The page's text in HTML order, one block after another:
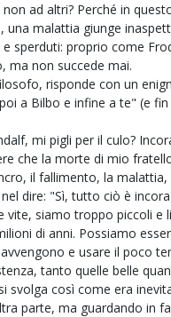
ad altri? Perché in
una malattia giunge
sperduti: proprio come
ma non succede mai.
risponde con un
a Bilbo e infine a te" (e
mi pigli per il culo?
che la morte di mio
il fallimento, la
dire: "Sì, tutto ciò è
vite, siamo troppo piccoli
di anni. Possiamo
e usare il poco
tanto quelle belle
svolga così come era
parte, ma guardando in